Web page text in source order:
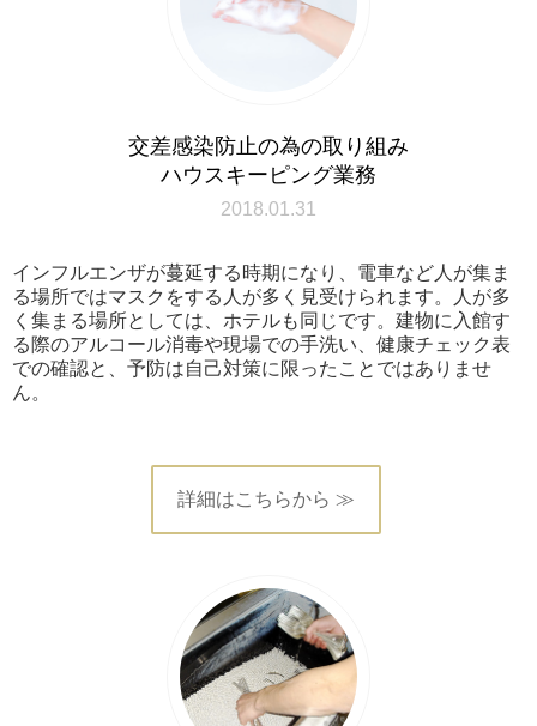
交差感染防止の為の取り組み
ハウスキーピング業務
2018.01.31
インフルエンザが蔓延する時期になり、電車など人が集ま
る場所ではマスクをする人が多く見受けられます。人が多
く集まる場所としては、ホテルも同じです。建物に入館す
る際のアルコール消毒や現場での手洗い、健康チェック表
での確認と、予防は自己対策に限ったことではありませ
ん。
詳細はこちらから ≫